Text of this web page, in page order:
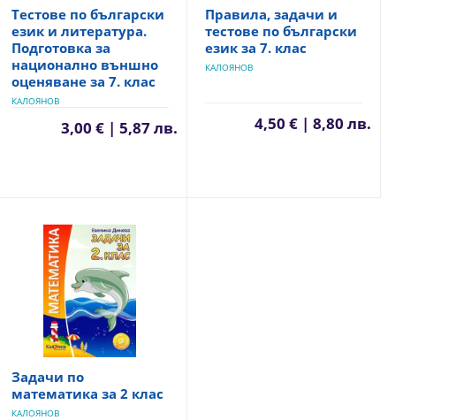
Тестове по български
език и литература.
Подготовка за
национално външно
оценяване за 7. клас
КАЛОЯНОВ
3,00 € | 5,87 лв.
Правила, задачи и
тестове по български
език за 7. клас
КАЛОЯНОВ
4,50 € | 8,80 лв.
Задачи по
математика за 2 клас
КАЛОЯНОВ